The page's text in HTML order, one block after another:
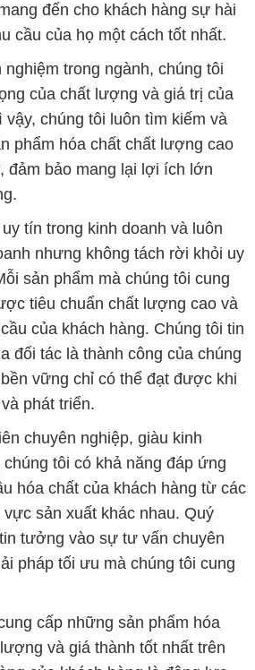
đến cho khách hàng sự hài
cầu của họ một cách tốt nhất.
trong ngành, chúng tôi
của chất lượng và giá trị của
chúng tôi luôn tìm kiếm và
phẩm hóa chất chất lượng cao
đảm bảo mang lại lợi ích lớn
tín trong kinh doanh và luôn
nhưng không tách rời khỏi uy
sản phẩm mà chúng tôi cung
tiêu chuẩn chất lượng cao và
của khách hàng. Chúng tôi tin
đối tác là thành công của chúng
vững chỉ có thể đạt được khi
phát triển.
chuyên nghiệp, giàu kinh
tôi có khả năng đáp ứng
hóa chất của khách hàng từ các
sản xuất khác nhau. Quý
tưởng vào sự tư vấn chuyên
pháp tối ưu mà chúng tôi cung
cấp những sản phẩm hóa
và giá thành tốt nhất trên